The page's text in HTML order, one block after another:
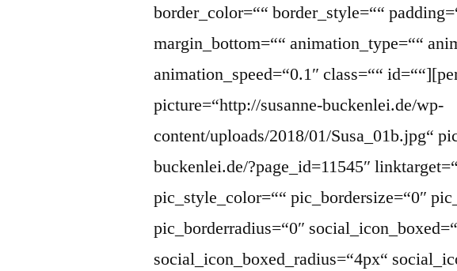
border_color=““ border_style=““
margin_bottom=““ animation_type=““
animation_speed=“0.1″ class=““
picture=“http://susanne-buckenlei.de/wp-
content/uploads/2018/01/Susa_01b.jpg“
buckenlei.de/?page_id=11545″
pic_style_color=““ pic_bordersize=“0″
pic_borderradius=“0″
social_icon_boxed_radius=“4px“